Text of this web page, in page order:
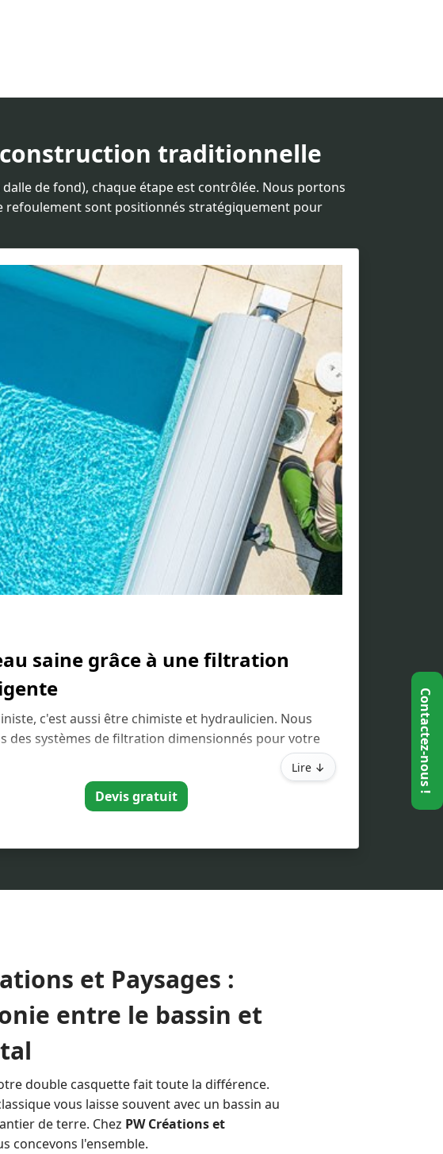
traditionnelle
de fond), chaque étape est contrôlée. Nous portons
refoulement sont positionnés stratégiquement pour
saine grâce à une filtration
c'est aussi être chimiste et hydraulicien. Nous
des systèmes de filtration dimensionnés pour votre
d'eau (filtres à sable haute performance ou verre
libérer des contraintes, nous pouvons automatiser
ou domotique piscine pour contrôler votre
Lire ↓
Devis gratuit
et Paysages :
entre le bassin et
double casquette fait toute la différence.
vous laisse souvent avec un bassin au
de terre. Chez PW Créations et
concevons l'ensemble.